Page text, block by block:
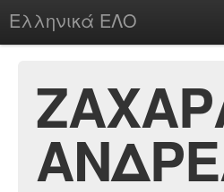
Ελληνικά ΕΛΟ
chesstu.be @ discord
Login